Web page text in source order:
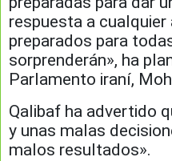
respuesta a
preparados para
sorprenderán», ha
Parlamento iraní,
Qalibaf ha advertido
y unas malas
malos resultados».